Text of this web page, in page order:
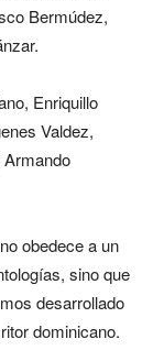
Bermúdez,
Enriquillo
Valdez,
obedece a un
sino que
desarrollado
dominicano.